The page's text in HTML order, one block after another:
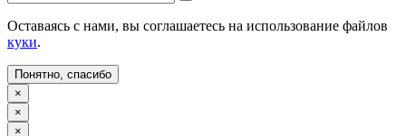
Оставаясь с нами, вы соглашаетесь на использование файлов
куки.
Понятно, спасибо
×
×
×